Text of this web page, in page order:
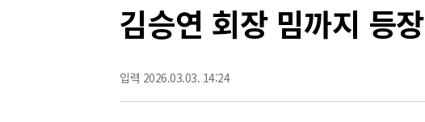
김승연 회장 밈까지 등
입력 2026.03.03. 14:24